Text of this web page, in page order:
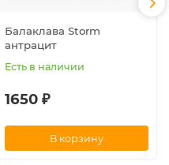
Балаклава Storm
антрацит
Есть в наличии
1650 ₽
В корзину